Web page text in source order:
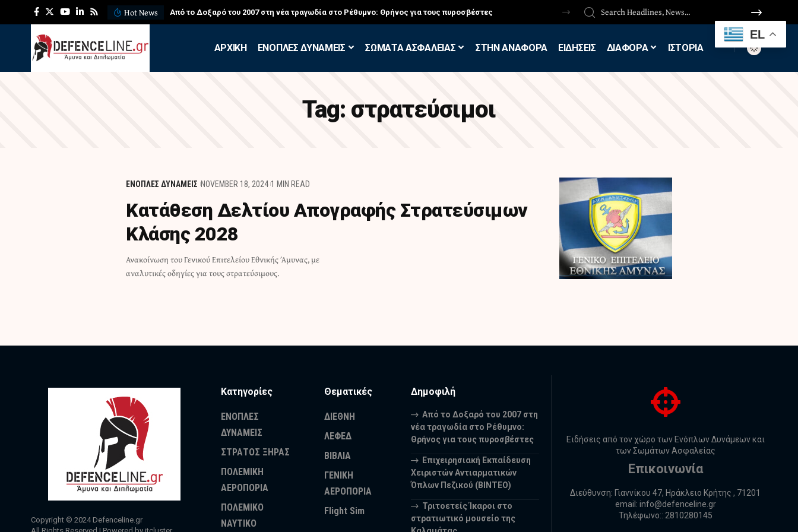
Hot News Από το Δοξαρό του 2007 στη νέα τραγωδία στο Ρέθυμνο: Θρήνος για τους πυροσβέστες
APXIKH ΕΝΟΠΛΕΣ ΔΥΝΑΜΕΙΣ ΣΩΜΑΤΑ ΑΣΦΑΛΕΙΑΣ ΣΤΗΝ ΑΝΑΦΟΡΑ ΕΙΔΗΣΕΙΣ ΔΙΑΦΟΡΑ ΙΣΤΟΡΙΑ
Tag: στρατεύσιμοι
ΕΝΟΠΛΕΣ ΔΥΝΑΜΕΙΣ NOVEMBER 18, 2024 1 MIN READ
Κατάθεση Δελτίου Απογραφής Στρατεύσιμων
Κλάσης 2028
Ανακοίνωση του Γενικού Επιτελείου Εθνικής Άμυνας, με
αναλυτικές οδηγίες για τους στρατεύσιμους.
Copyright © 2024 Defenceline.gr
Κατηγορίες
ΕΝΟΠΛΕΣ
ΔΥΝΑΜΕΙΣ
ΣΤΡΑΤΟΣ ΞΗΡΑΣ
ΠΟΛΕΜΙΚΗ
ΑΕΡΟΠΟΡΙΑ
ΠΟΛΕΜΙΚΟ
ΝΑΥΤΙΚΟ
Θεματικές
ΔΙΕΘΝΗ
ΛΕΦΕΔ
ΒΙΒΛΙΑ
ΓΕΝΙΚΗ
ΑΕΡΟΠΟΡΙΑ
Flight Sim
Δημοφιλή
Από το Δοξαρό του 2007 στη
νέα τραγωδία στο Ρέθυμνο:
Θρήνος για τους πυροσβέστες
Επιχειρησιακή Εκπαίδευση
Χειριστών Αντιαρματικών
Όπλων Πεζικού (ΒΙΝΤΕΟ)
Τριτοετείς Ίκαροι στο
στρατιωτικό μουσείο της
Ειδήσεις από τον χώρο των Ενόπλων Δυνάμεων και
των Σωμάτων Ασφαλείας
Επικοινωνία
Διεύθυνση: Γιαννίκου 47, Ηράκλειο Κρήτης , 71201
email: info@defenceline.gr
Τηλέφωνο:: 2810280145
EL